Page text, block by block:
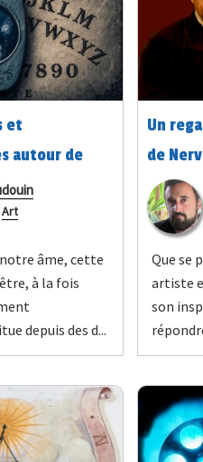
et
autour de
» des
Art
âme, cette
à la fois
depuis des d...
Un
de
Que se
artiste
son